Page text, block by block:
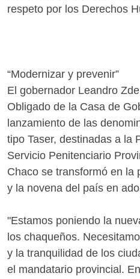
respeto por los Derechos
“Modernizar y prevenir”
El gobernador Leandro
Obligado de la Casa de
lanzamiento de las
tipo Taser, destinadas a la
Servicio Penitenciario
Chaco se transformó en la
y la novena del país en
"Estamos poniendo la
los chaqueños.
y la tranquilidad de los
el mandatario provincial.